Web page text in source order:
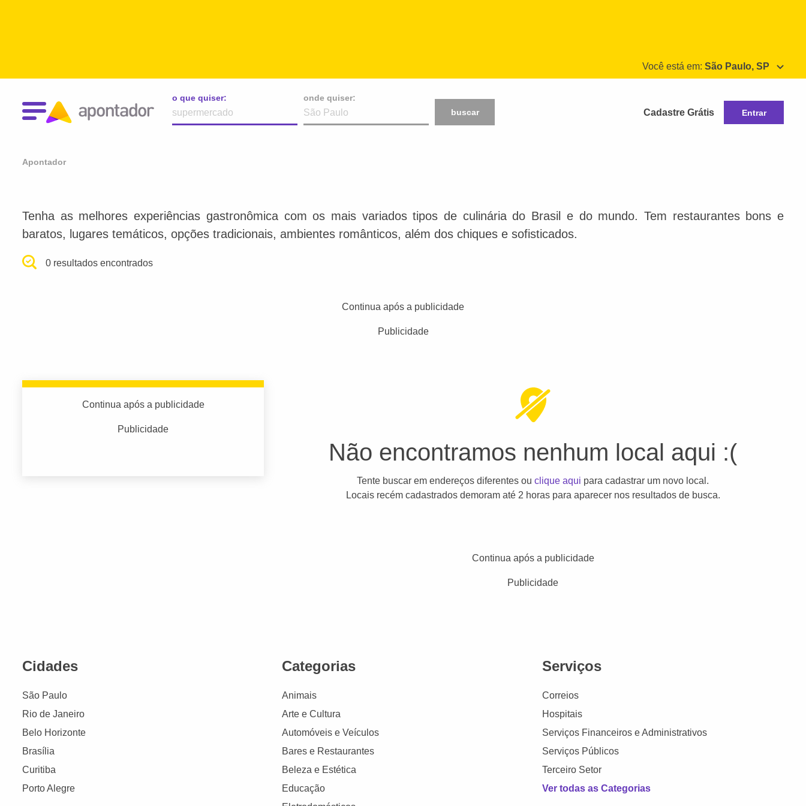
Você está em: São Paulo, SP
o que quiser:
onde quiser:
buscar
Cadastre Grátis Entrar
Apontador
Tenha as melhores experiências gastronômica com os mais variados tipos de culinária do Brasil e do mundo. Tem restaurantes bons e
baratos, lugares temáticos, opções tradicionais, ambientes românticos, além dos chiques e sofisticados.
0 resultados encontrados
Continua após a publicidade
Publicidade
Continua após a publicidade
Publicidade
Não encontramos nenhum local aqui :(
Tente buscar em endereços diferentes ouclique aqui para cadastrar um novo local.
Locais recém cadastrados demoram até 2 horas para aparecer nos resultados de busca.
Continua após a publicidade
Publicidade
Cidades
São Paulo
Rio de Janeiro
Belo Horizonte
Brasília
Curitiba
Porto Alegre
Categorias
Animais
Arte e Cultura
Automóveis e Veículos
Bares e Restaurantes
Beleza e Estética
Educação
Serviços
Correios
Hospitais
Serviços Financeiros e Administrativos
Serviços Públicos
Terceiro Setor
Ver todas as Categorias